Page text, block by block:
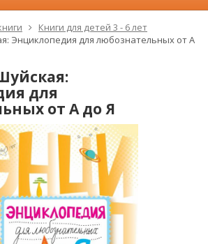
Книги для детей 3 - 6 лет
Энциклопедия для любознательных от А
для
от А до Я